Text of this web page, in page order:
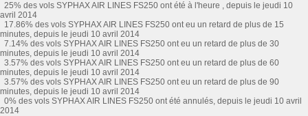
25% des vols SYPHAX AIR LINES FS250 ont été à l'heure , depuis le jeudi 10
avril 2014
17.86% des vols SYPHAX AIR LINES FS250 ont eu un retard de plus de 15
minutes, depuis le jeudi 10 avril 2014
7.14% des vols SYPHAX AIR LINES FS250 ont eu un retard de plus de 30
minutes, depuis le jeudi 10 avril 2014
3.57% des vols SYPHAX AIR LINES FS250 ont eu un retard de plus de 60
minutes, depuis le jeudi 10 avril 2014
3.57% des vols SYPHAX AIR LINES FS250 ont eu un retard de plus de 90
minutes, depuis le jeudi 10 avril 2014
0% des vols SYPHAX AIR LINES FS250 ont été annulés, depuis le jeudi 10 avril
2014